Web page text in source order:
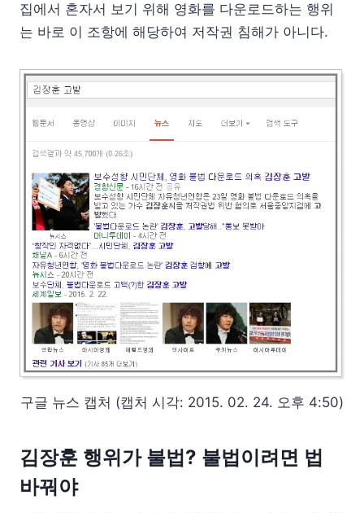
집에서 혼자서 보기 위해 영화를 다운로드하는 행위
는 바로 이 조항에 해당하여 저작권 침해가 아니다.
구글 뉴스 캡처 (캡처 시각: 2015. 02. 24. 오후 4:50)
김장훈 행위가 불법? 불법이려면 법
바꿔야